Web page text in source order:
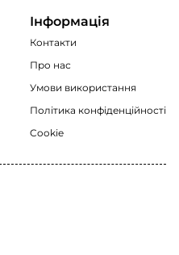
Інформація
Контакти
Про нас
Умови використання
Політика конфіденційності
Cookie